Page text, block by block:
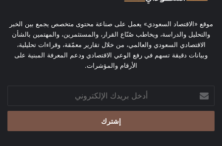
موقع «الاقتصاد السعودي» يعمل على صناعة محتوى متخصص يجمع بين الخبر
والتحليل والدراسة، ويخاطب صُنّاع القرار، والمستثمرين، والمهتمين بالشأن
الاقتصادي السعودي والعالمي، من خلال تقارير معمّقة، وقراءات تحليلية،
وبيانات دقيقة تسهم في رفع الوعي الاقتصادي ودعم المعرفة المبنية على
الأرقام والمؤشرات.
بريدك
الإلكتروني